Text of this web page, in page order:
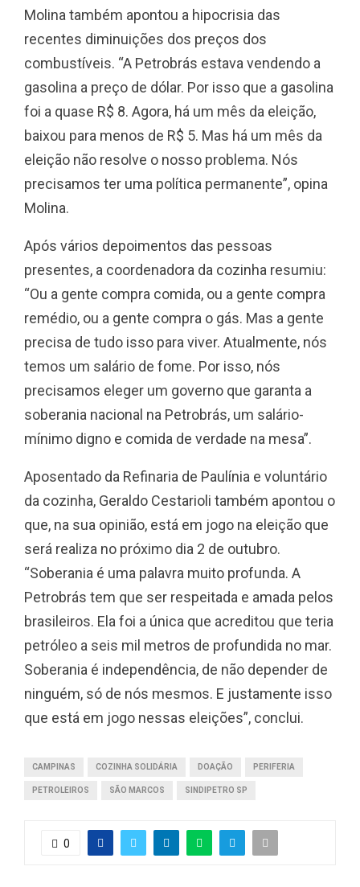
Molina também apontou a hipocrisia das
recentes diminuições dos preços dos
combustíveis. “A Petrobrás estava vendendo a
gasolina a preço de dólar. Por isso que a gasolina
foi a quase R$ 8. Agora, há um mês da eleição,
baixou para menos de R$ 5. Mas há um mês da
eleição não resolve o nosso problema. Nós
precisamos ter uma política permanente”, opina
Molina.
Após vários depoimentos das pessoas
presentes, a coordenadora da cozinha resumiu:
“Ou a gente compra comida, ou a gente compra
remédio, ou a gente compra o gás. Mas a gente
precisa de tudo isso para viver. Atualmente, nós
temos um salário de fome. Por isso, nós
precisamos eleger um governo que garanta a
soberania nacional na Petrobrás, um salário-
mínimo digno e comida de verdade na mesa”.
Aposentado da Refinaria de Paulínia e voluntário
da cozinha, Geraldo Cestarioli também apontou o
que, na sua opinião, está em jogo na eleição que
será realiza no próximo dia 2 de outubro.
“Soberania é uma palavra muito profunda. A
Petrobrás tem que ser respeitada e amada pelos
brasileiros. Ela foi a única que acreditou que teria
petróleo a seis mil metros de profundida no mar.
Soberania é independência, de não depender de
ninguém, só de nós mesmos. E justamente isso
que está em jogo nessas eleições”, conclui.
CAMPINAS COZINHA SOLIDÁRIA DOAÇÃO PERIFERIA
PETROLEIROS SÃO MARCOS SINDIPETRO SP
0